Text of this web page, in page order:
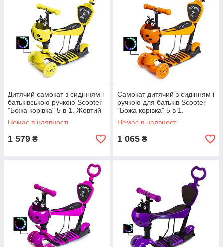
Дитячий самокат з сидінням і
батьківською ручкою Scooter
"Божа корівка" 5 в 1. Жовтий
Немає в наявності
1 579 ₴
Самокат дитячий з сидінням і
ручкою для батьків Scooter
"Божа корівка" 5 в 1.
Помаранчевий
Немає в наявності
1 065 ₴